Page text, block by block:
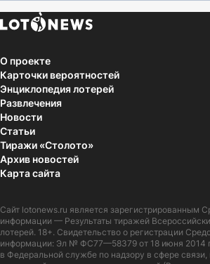
О проекте
Карточки вероятностей
Энциклопедия лотерей
Развлечения
Новости
Статьи
Тиражи «Столото»
Архив новостей
Карта сайта
Сайт lotonews.ru является зарегистрированным
информации — Результаты тиражей
лотерей. 18+. Свидетельство о регистрации
информации: Эл № ФС77—58379 от 18 июня 2014
в Федеральной службе по надзору в сфере